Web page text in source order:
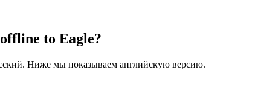
to Eagle?
Ниже мы показываем английскую версию.